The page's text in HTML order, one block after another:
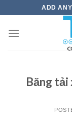
content
ADD
Băng tải